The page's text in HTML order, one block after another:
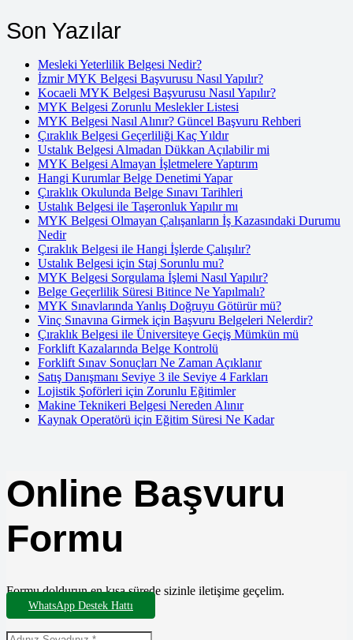
Son Yazılar
Mesleki Yeterlilik Belgesi Nedir?
İzmir MYK Belgesi Başvurusu Nasıl Yapılır?
Kocaeli MYK Belgesi Başvurusu Nasıl Yapılır?
MYK Belgesi Zorunlu Meslekler Listesi
MYK Belgesi Nasıl Alınır? Güncel Başvuru Rehberi
Çıraklık Belgesi Geçerliliği Kaç Yıldır
Ustalık Belgesi Almadan Dükkan Açılabilir mi
MYK Belgesi Almayan İşletmelere Yaptırım
Hangi Kurumlar Belge Denetimi Yapar
Çıraklık Okulunda Belge Sınavı Tarihleri
Ustalık Belgesi ile Taşeronluk Yapılır mı
MYK Belgesi Olmayan Çalışanların İş Kazasındaki Durumu
Nedir
Çıraklık Belgesi ile Hangi İşlerde Çalışılır?
Ustalık Belgesi için Staj Sorunlu mu?
MYK Belgesi Sorgulama İşlemi Nasıl Yapılır?
Belge Geçerlilik Süresi Bitince Ne Yapılmalı?
MYK Sınavlarında Yanlış Doğruyu Götürür mü?
Vinç Sınavına Girmek için Başvuru Belgeleri Nelerdir?
Çıraklık Belgesi ile Üniversiteye Geçiş Mümkün mü
Forklift Kazalarında Belge Kontrolü
Forklift Sınav Sonuçları Ne Zaman Açıklanır
Satış Danışmanı Seviye 3 ile Seviye 4 Farkları
Lojistik Şoförleri için Zorunlu Eğitimler
Makine Teknikeri Belgesi Nereden Alınır
Kaynak Operatörü için Eğitim Süresi Ne Kadar
Online Başvuru
Formu
Formu doldurun en kısa sürede sizinle iletişime geçelim.
WhatsApp Destek Hattı